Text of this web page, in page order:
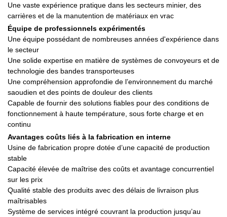
Une vaste expérience pratique dans les secteurs minier, des
carrières et de la manutention de matériaux en vrac
Équipe de professionnels expérimentés
Une équipe possédant de nombreuses années d'expérience dans
le secteur
Une solide expertise en matière de systèmes de convoyeurs et de
technologie des bandes transporteuses
Une compréhension approfondie de l’environnement du marché
saoudien et des points de douleur des clients
Capable de fournir des solutions fiables pour des conditions de
fonctionnement à haute température, sous forte charge et en
continu
Avantages coûts liés à la fabrication en interne
Usine de fabrication propre dotée d’une capacité de production
stable
Capacité élevée de maîtrise des coûts et avantage concurrentiel
sur les prix
Qualité stable des produits avec des délais de livraison plus
maîtrisables
Système de services intégré couvrant la production jusqu’au